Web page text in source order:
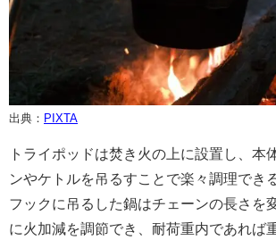
出典： PIXTA
トライポッドは焚き火の上に設置し、本
ンやケトルを吊るすことで楽々調理でき
フックに吊るした鍋はチェーンの長さを
に火加減を調節でき、耐荷重内であれば